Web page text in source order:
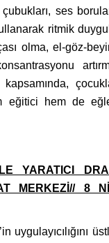
ses
ritmik
olma, el-göz-
kapsamında,
eğitici hem de
YARATICI
MERKEZİ// 8
uygulayıcılığını